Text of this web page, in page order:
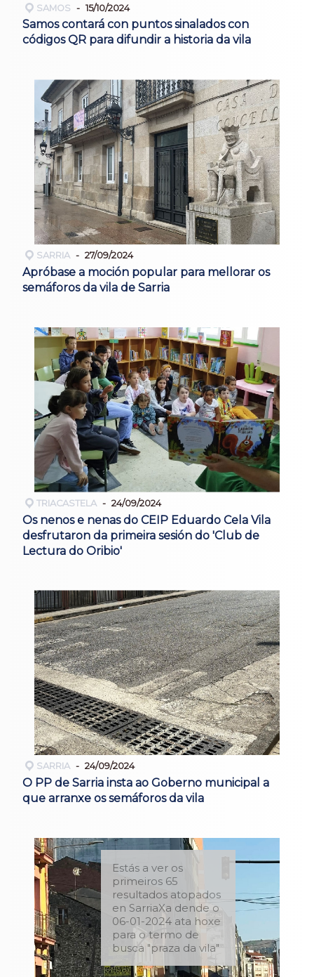
SAMOS 15/10/2024
Samos contará con puntos sinalados con
códigos QR para difundir a historia da vila
SARRIA 27/09/2024
Apróbase a moción popular para mellorar os
semáforos da vila de Sarria
TRIACASTELA 24/09/2024
Os nenos e nenas do CEIP Eduardo Cela Vila
desfrutaron da primeira sesión do 'Club de
Lectura do Oribio'
SARRIA 24/09/2024
O PP de Sarria insta ao Goberno municipal a
que arranxe os semáforos da vila
Estás a ver os
primeiros 65
resultados atopados
en SarriaXa dende o
06-01-2024 ata hoxe
para o termo de
busca "praza da vila"